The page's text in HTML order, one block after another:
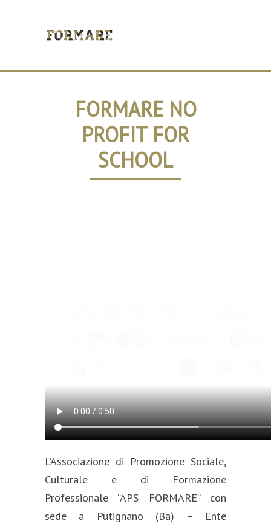
FORMARE NO
PROFIT FOR
SCHOOL
L’Associazione di Promozione Sociale,
Culturale e di Formazione
Professionale “APS FORMARE” con
sede a Putignano (Ba) – Ente